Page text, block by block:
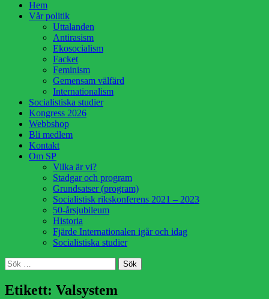
HoppaHem
Vår politik
Uttalanden
Antirasism
Ekosocialism
Facket
Feminism
Gemensam välfärd
Internationalism
Socialistiska studier
Kongress 2026
Webbshop
Bli medlem
Kontakt
Om SP
Vilka är vi?
Stadgar och program
Grundsatser (program)
Socialistisk rikskonferens 2021 – 2023
50-årsjubileum
Historia
Fjärde Internationalen igår och idag
Socialistiska studier
Sök
Sök
efter:
Etikett: Valsystem